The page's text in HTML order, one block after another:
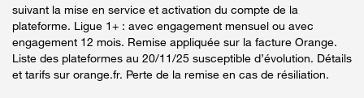
suivant la mise en service et activation du compte de la
plateforme. Ligue 1+ : avec engagement mensuel ou avec
engagement 12 mois. Remise appliquée sur la facture Orange.
Liste des plateformes au 20/11/25 susceptible d’évolution. Détails
et tarifs sur orange.fr. Perte de la remise en cas de résiliation.